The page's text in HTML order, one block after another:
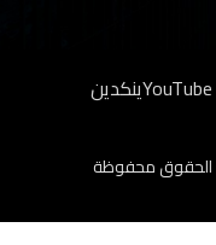
ينكدين